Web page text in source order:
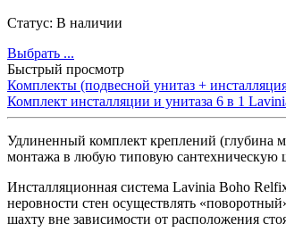
Статус: В наличии
Выбрать ...
Быстрый просмотр
Комплекты (подвесной унитаз +
Комплект инсталляции и унитаза 6 в 1
Удлиненный комплект креплений (глубина
монтажа в любую типовую сантехническую
Инсталляционная система Lavinia Boho
неровности стен осуществлять
шахту вне зависимости от расположения